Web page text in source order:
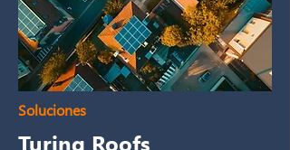
Soluciones
Turing Roofs